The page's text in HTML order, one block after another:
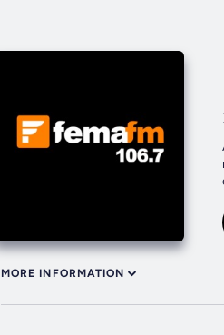
MORE INFORMATION